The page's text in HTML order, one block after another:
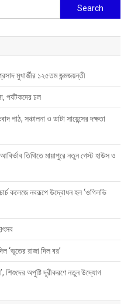
Search
for:
মুখার্জীর ১২৫তম জন্মজয়ন্তী
পর্যটকদের ঢল
পাঠ, সঞ্চালনা ও ডাটা সায়েন্সের দক্ষতা
তিথিতে মায়াপুরে নতুন গেস্ট হাউস ও
কলেজে নবরূপে উদ্বোধন হল ‘ওগিলভি
‘ভূতের রাজা দিল বর’
অপুষ্টি দূরীকরণে নতুন উদ্যোগ